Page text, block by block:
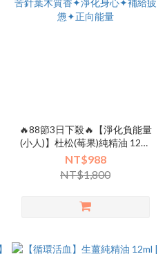
🔥88節3日下殺🔥【淨化負能量
(小人)】杜松(莓果)純精油 12ml
| 微苦針葉木質香✦淨化身心✦
補給疲憊✦正向能量
NT$988
NT$1,800